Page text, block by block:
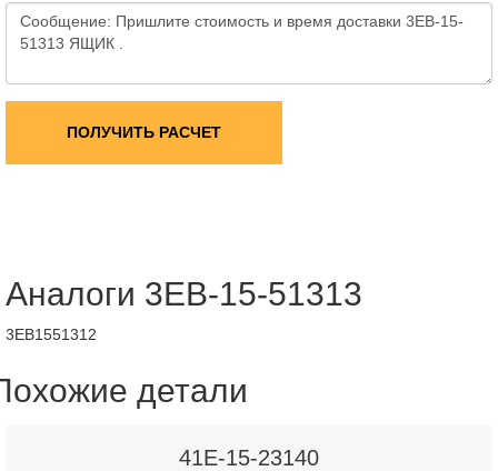
ПОЛУЧИТЬ РАСЧЕТ
Аналоги 3EB-15-51313
3EB1551312
детали
41E-15-23140